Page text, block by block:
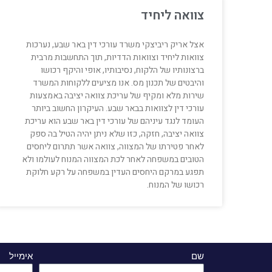
צוואה ליחיד
אצל אריק ריביצקי משרד עורכי דין באר שבע, נערכות
צוואות ליחיד וצוואות הדדיות, תוך התחשבות מרבית
ברצונותיו של הלקוח, נסיבותיו, אופי והיקף רכושו
והיבטים של תכנון מס. אנו מציעים ללקוחות המשרד
שירות מלא ומקיף של עריכת צוואה יציבה באמצעות
עורכי דין לצוואות בבאר שבע. העיקרון החשוב ביותר
העומד לנגד עיניהם של עורכי דין באר שבע הוא עריכת
צוואה יציבה, חזקה, כזו שלא ניתן יהיה הטיל בה ספק
לאחר פטירתו של המצווה, צוואה אשר תתרום ליחסים
הטובים במשפחה לאחר לכת המצווה המנוח לעולמו ולא
תפגע במרקם היחסים העדין במשפחה על רקע חלוקת
רכושו של המנוח.
שם אימייל